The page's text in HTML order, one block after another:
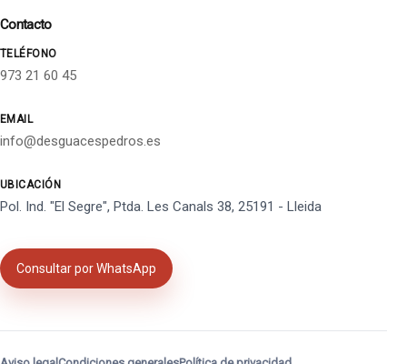
Contacto
TELÉFONO
973 21 60 45
EMAIL
info@desguacespedros.es
UBICACIÓN
Pol. Ind. "El Segre", Ptda. Les Canals 38, 25191 - Lleida
Consultar por WhatsApp